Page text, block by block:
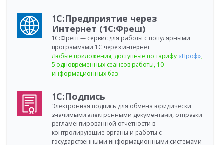
1С:Предприятие через
Интернет (1С:Фреш)
1С:Фреш — сервис для работы с популярными
программами 1С через интернет
Любые приложения, доступные по тарифу «Проф»,
5 одновременных сеансов работы, 10
информационных баз
1С:Подпись
Электронная подпись для обмена юридически
значимыми электронными документами, отправки
регламентированной отчетности в
контролирующие органы и работы с
государственными информационными системами